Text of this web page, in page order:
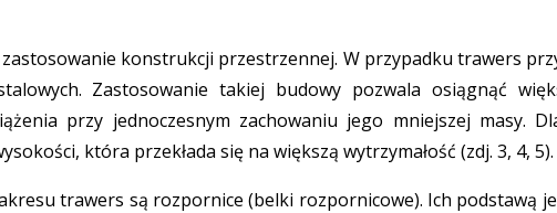
konstrukcji przestrzennej. W przypadku trawers
Zastosowanie takiej budowy pozwala osiągnąć
przy jednoczesnym zachowaniu jego mniejszej masy.
która przekłada się na większą wytrzymałość (zdj. 3, 4, 5).
trawers są rozpornice (belki rozpornicowe). Ich podstawą